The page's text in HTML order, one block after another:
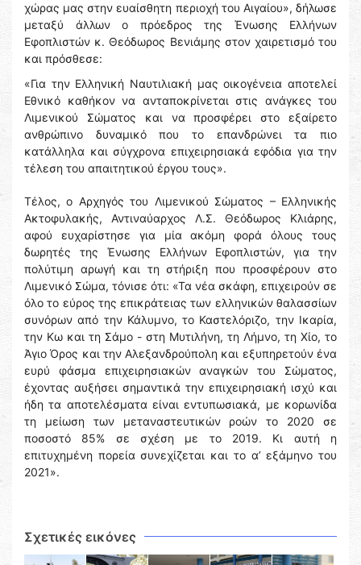
χώρας μας στην ευαίσθητη περιοχή του Αιγαίου», δήλωσε
μεταξύ άλλων ο πρόεδρος της Ένωσης Ελλήνων
Εφοπλιστών κ. Θεόδωρος Βενιάμης στον χαιρετισμό του
και πρόσθεσε:
«Για την Ελληνική Ναυτιλιακή μας οικογένεια αποτελεί
Εθνικό καθήκον να ανταποκρίνεται στις ανάγκες του
Λιμενικού Σώματος και να προσφέρει στο εξαίρετο
ανθρώπινο δυναμικό που το επανδρώνει τα πιο
κατάλληλα και σύγχρονα επιχειρησιακά εφόδια για την
τέλεση του απαιτητικού έργου τους».
Τέλος, ο Αρχηγός του Λιμενικού Σώματος – Ελληνικής
Ακτοφυλακής, Αντιναύαρχος Λ.Σ. Θεόδωρος Κλιάρης,
αφού ευχαρίστησε για μία ακόμη φορά όλους τους
δωρητές της Ένωσης Ελλήνων Εφοπλιστών, για την
πολύτιμη αρωγή και τη στήριξη που προσφέρουν στο
Λιμενικό Σώμα, τόνισε ότι: «Τα νέα σκάφη, επιχειρούν σε
όλο το εύρος της επικράτειας των ελληνικών θαλασσίων
συνόρων από την Κάλυμνο, το Καστελόριζο, την Ικαρία,
την Κω και τη Σάμο - στη Μυτιλήνη, τη Λήμνο, τη Χίο, το
Άγιο Όρος και την Αλεξανδρούπολη και εξυπηρετούν ένα
ευρύ φάσμα επιχειρησιακών αναγκών του Σώματος,
έχοντας αυξήσει σημαντικά την επιχειρησιακή ισχύ και
ήδη τα αποτελέσματα είναι εντυπωσιακά, με κορωνίδα
τη μείωση των μεταναστευτικών ροών το 2020 σε
ποσοστό 85% σε σχέση με το 2019. Κι αυτή η
επιτυχημένη πορεία συνεχίζεται και το α’ εξάμηνο του
2021».
Σχετικές εικόνες